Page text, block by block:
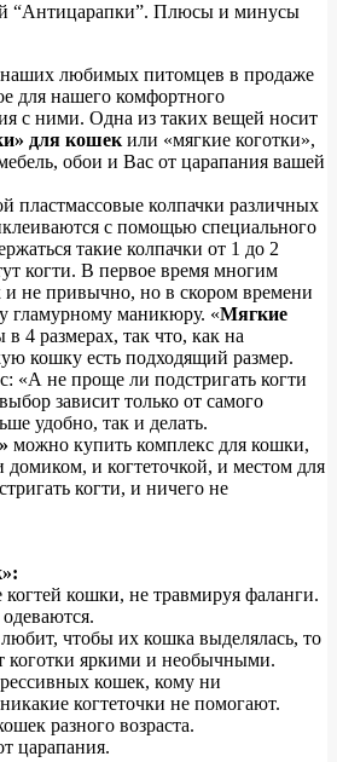
“Антицарапки”. Плюсы и минусы
наших любимых питомцев в продаже
для нашего комфортного
с ними. Одна из таких вещей носит
для кошекили «мягкие коготки»,
обои и Вас от царапания вашей
пластмассовые колпачки различных
с помощью специального
такие колпачки от 1 до 2
когти. В первое время многим
не привычно, но в скором времени
гламурному маникюру. «Мягкие
в 4 размерах, так что, как на
кошку есть подходящий размер.
«А не проще ли подстригать когти
зависит только от самого
удобно, так и делать.
можно купить комплекс для кошки,
домиком, и когтеточкой, и местом для
когти, и ничего не
кошки, не травмируя фаланги.
чтобы их кошка выделялась, то
коготки яркими и необычными.
кошек, кому ни
когтеточки не помогают.
разного возраста.
царапания.